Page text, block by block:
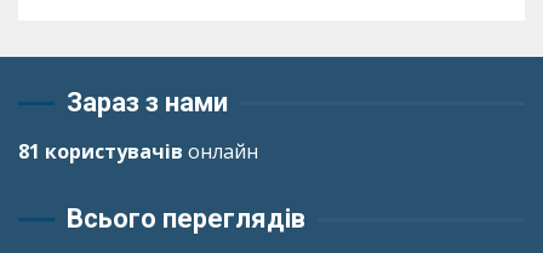
Зараз з нами
81 користувачів онлайн
Всього переглядів